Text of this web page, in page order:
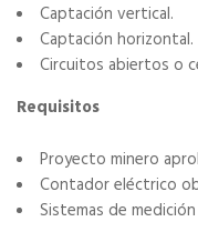
Captación vertical.
Captación horizontal.
Circuitos abiertos o
Requisitos
Proyecto minero
Contador eléctrico
Sistemas de